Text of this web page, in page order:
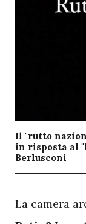
Il "rutto
in risposta al
Berlusconi
La camera